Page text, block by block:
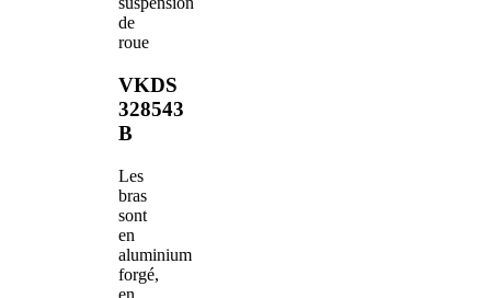
de
roue
VKDS
328543
B
Les
bras
sont
en
aluminium
forgé,
en